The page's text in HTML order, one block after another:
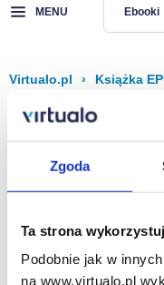
Zgoda
Ta strona
Podobnie jak w
na www.virtualo.pl
MENU Ebooki
Virtualo.pl › Książka
Filtruj